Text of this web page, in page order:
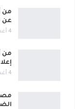
من
عن
4 أغسطس, 2026
من
4 أغسطس, 2026